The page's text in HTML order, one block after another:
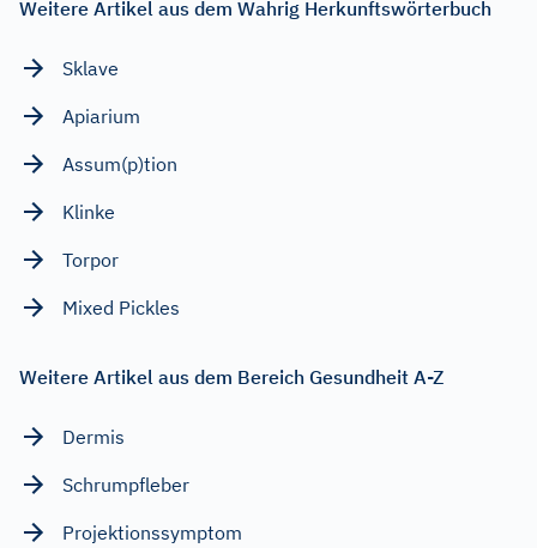
Weitere Artikel aus dem Wahrig Herkunftswörterbuch
Sklave
Apiarium
Assum(p)tion
Klinke
Torpor
Mixed Pickles
Weitere Artikel aus dem Bereich Gesundheit A-Z
Dermis
Schrumpfleber
Projektionssymptom